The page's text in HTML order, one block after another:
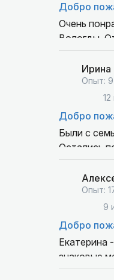
Добро
Очень
Вологды.
Ирина
Опыт: 9
Добро
Были с семьей (двое детей 10 и 13 лет) на экскурсии с
Остались
Вологда в
давно
Время
Даже
экскурсия
Опыт:
9
Добро
Екатерина
знаковые